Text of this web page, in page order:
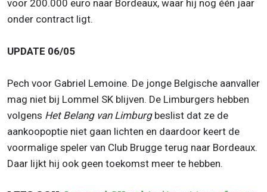
voor 200.000 euro naar Bordeaux, waar hij nog één jaar
onder contract ligt.
UPDATE 06/05
Pech voor Gabriel Lemoine. De jonge Belgische aanvaller
mag niet bij Lommel SK blijven. De Limburgers hebben
volgens Het Belang van Limburgbeslist dat ze de
aankoopoptie niet gaan lichten en daardoor keert de
voormalige speler van Club Brugge terug naar Bordeaux.
Daar lijkt hij ook geen toekomst meer te hebben.